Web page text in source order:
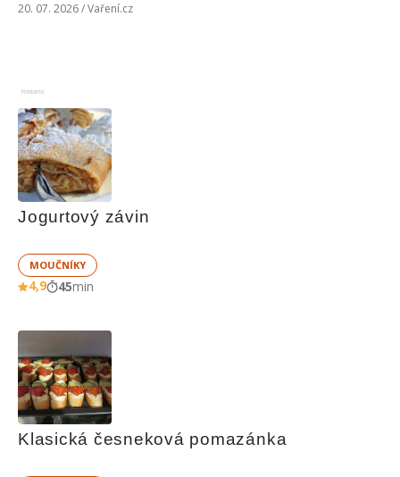
20. 07. 2026 / Vaření.cz
Reklama
Jogurtový závin
MOUČNÍKY
4,9 45min
Klasická česneková pomazánka